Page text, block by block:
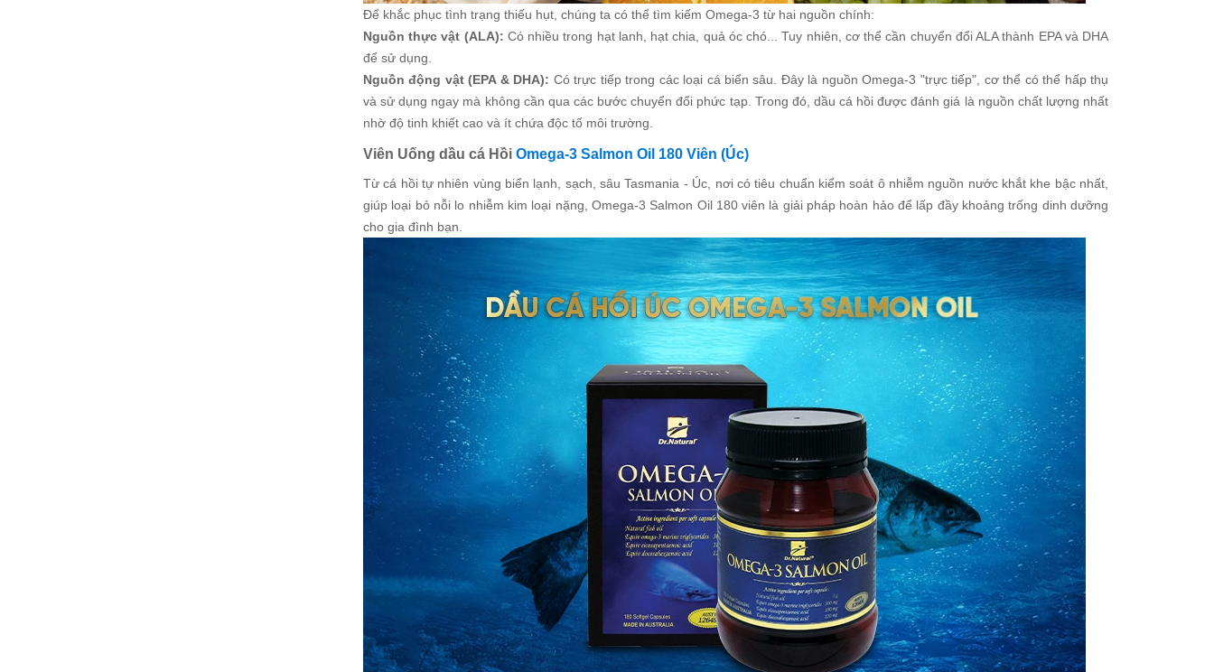
Để khắc phục tình trạng thiếu hụt, chúng ta có thể tìm kiếm Omega-3 từ hai nguồn chính:
Nguồn thực vật (ALA): Có nhiều trong hạt lanh, hạt chia, quả óc chó... Tuy nhiên, cơ thể cần chuyển đổi ALA thành EPA và DHA
để sử dụng.
Nguồn động vật (EPA & DHA): Có trực tiếp trong các loại cá biển sâu. Đây là nguồn Omega-3 "trực tiếp", cơ thể có thể hấp thụ
và sử dụng ngay mà không cần qua các bước chuyển đổi phức tạp. Trong đó, dầu cá hồi được đánh giá là nguồn chất lượng nhất
nhờ độ tinh khiết cao và ít chứa độc tố môi trường.
Viên Uống dầu cá Hồi Omega-3 Salmon Oil 180 Viên (Úc)
Từ cá hồi tự nhiên vùng biển lạnh, sạch, sâu Tasmania - Úc, nơi có tiêu chuẩn kiểm soát ô nhiễm nguồn nước khắt khe bậc nhất,
giúp loại bỏ nỗi lo nhiễm kim loại nặng, Omega-3 Salmon Oil 180 viên là giải pháp hoàn hảo để lấp đầy khoảng trống dinh dưỡng
cho gia đình bạn.